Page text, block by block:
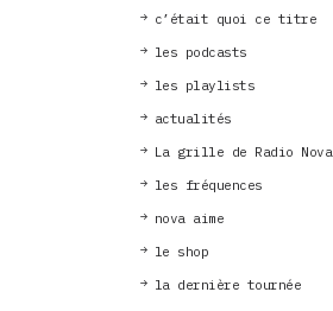
c’était quoi ce titre
les podcasts
les playlists
actualités
La grille de Radio Nova
les fréquences
nova aime
le shop
la dernière tournée